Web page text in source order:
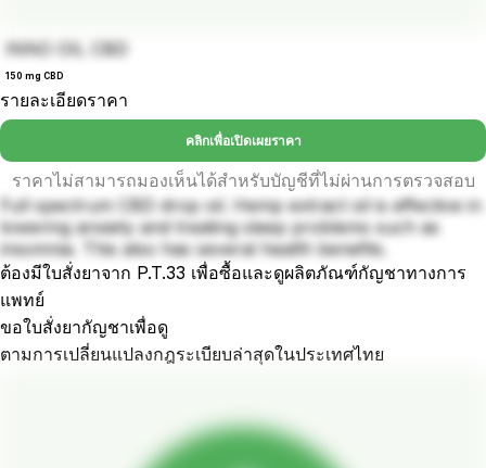
INNO OIL CBD
150 mg CBD
รายละเอียดราคา
คลิกเพื่อเปิดเผยราคา
ราคาไม่สามารถมองเห็นได้สำหรับบัญชีที่ไม่ผ่านการตรวจสอบ
Full spectrum CBD drop oil. Hemp extract oil is effective in
lowering anxiety and treating sleep problems such as
insomnia. This also has several health benefits.
ต้องมีใบสั่งยาจาก P.T.33 เพื่อซื้อและดูผลิตภัณฑ์กัญชาทางการ
แพทย์
ขอใบสั่งยากัญชาเพื่อดู
ตามการเปลี่ยนแปลงกฎระเบียบล่าสุดในประเทศไทย